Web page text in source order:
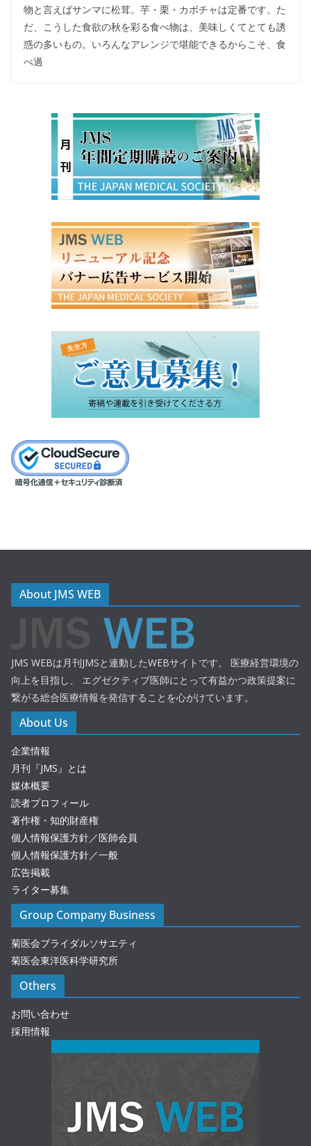
物と言えばサンマに松茸。芋・栗・カボチャは定番です。た
だ、こうした食欲の秋を彩る食べ物は、美味しくてとても誘
惑の多いもの。いろんなアレンジで堪能できるからこそ、食
べ過
About JMS WEB
JMS WEBは月刊JMSと連動したWEBサイトです。 医療経営環境の
向上を目指し、 エグゼクティブ医師にとって有益かつ政策提案に
繋がる総合医療情報を発信することを心がけています。
About Us
企業情報
月刊『JMS』とは
媒体概要
読者プロフィール
著作権・知的財産権
個人情報保護方針／医師会員
個人情報保護方針／一般
広告掲載
ライター募集
Group Company Business
菊医会ブライダルソサエティ
菊医会東洋医科学研究所
Others
お問い合わせ
採用情報